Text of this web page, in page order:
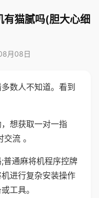
猫腻吗(胆大心细
月08日
数人不知道。看到
想获取一对一指
流 。
普通麻将机程序控牌
进行复杂安装操作
工具。